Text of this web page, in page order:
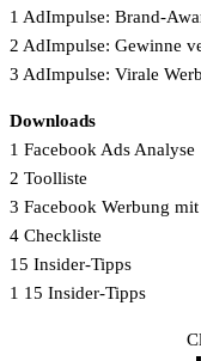
1 AdImpulse: Brand-
2 AdImpulse: Gewinne
3 AdImpulse: Virale
Downloads
1 Facebook Ads Analyse
2 Toolliste
3 Facebook Werbung
4 Checkliste
15 Insider-Tipps
1 15 Insider-Tipps